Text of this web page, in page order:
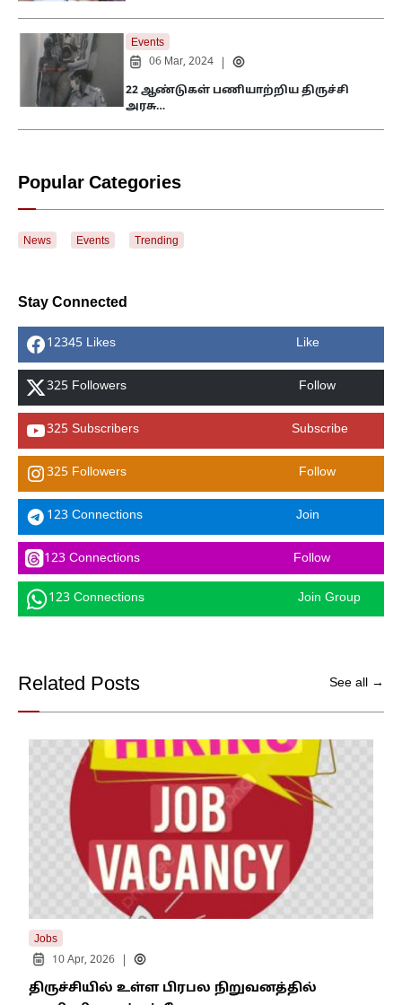
Events
06 Mar, 2024
22 ஆண்டுகள் பணியாற்றிய திருச்சி
அரசு…
Popular Categories
News Events Trending
Stay Connected
12345 Likes Like
325 Followers Follow
325 Subscribers Subscribe
325 Followers Follow
123 Connections Join
123 Connections Follow
123 Connections Join Group
Related Posts See all →
Jobs
10 Apr, 2026
திருச்சியில் உள்ள பிரபல நிறுவனத்தில்